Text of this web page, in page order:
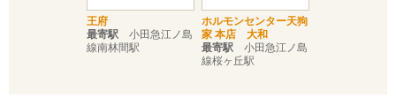
王府
最寄駅 小田急江ノ島
線南林間駅
ホルモンセンター天狗
家 本店 大和
最寄駅 小田急江ノ島
線桜ヶ丘駅